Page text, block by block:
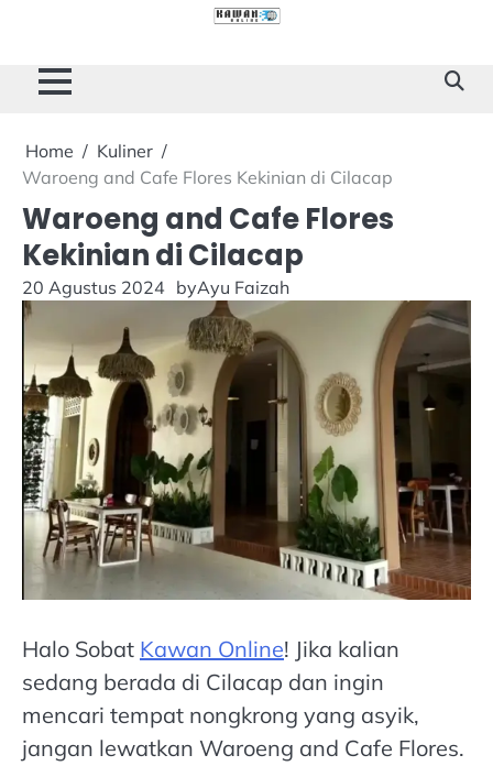
content
Home
Kuliner
Waroeng and Cafe Flores Kekinian di Cilacap
Waroeng and Cafe Flores
Kekinian di Cilacap
20 Agustus 2024 byAyu Faizah
Halo Sobat Kawan Online! Jika kalian
sedang berada di Cilacap dan ingin
mencari tempat nongkrong yang asyik,
jangan lewatkan Waroeng and Cafe Flores.